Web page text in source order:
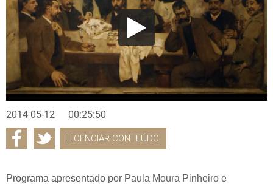
2014-05-12 00:25:50
LICENCIAR CONTEÚDO
Programa apresentado por Paula Moura Pinheiro e